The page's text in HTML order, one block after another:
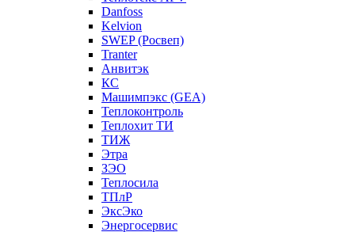
Danfoss
Kelvion
SWEP (Росвеп)
Tranter
Анвитэк
КС
Машимпэкс (GEA)
Теплоконтроль
Теплохит ТИ
ТИЖ
Этра
ЗЭО
Теплосила
ТПлР
ЭксЭко
Энергосервис